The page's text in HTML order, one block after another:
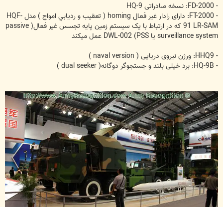
- FD-2000: نسخه صادراتی HQ-9
- FT-2000: دارای رادار غیر فعال homing ( تعقيب و رديابي امواج ) مدل HQF-
91 LR-SAM که در ارتباط با یک سیستم زمین پایه تجسس غیر فعال( passive
surveillance system یا DWL-002 (PSS عمل میکند
- HHQ9: ورژن نیروی دریایی ( naval version )
- HQ-9B: برد خیلی بلند و جستجوگر دوگانه( dual seeker )